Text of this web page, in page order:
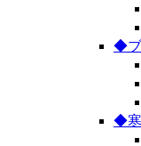
◆ブ
◆